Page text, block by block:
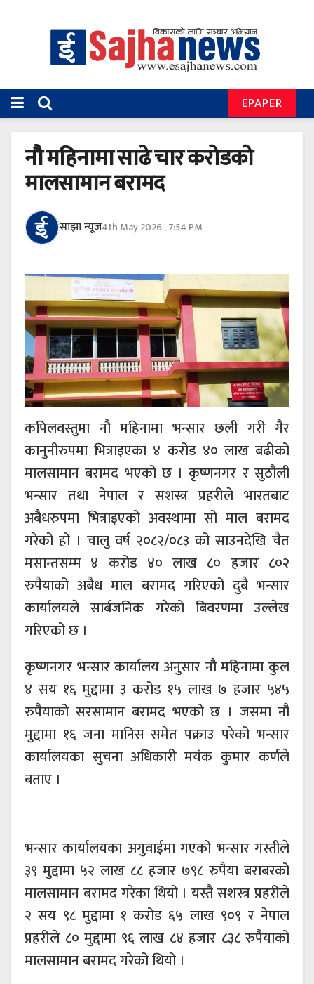
EPAPER
नौ महिनामा साढे चार करोडको
मालसामान बरामद
साझा न्यूज4th May 2026 , 7:54 PM
कपिलवस्तुमा नौ महिनामा भन्सार छली गरी गैर
कानुनीरुपमा भित्राइएका ४ करोड ४० लाख बढीको
मालसामान बरामद भएको छ । कृष्णनगर र सुठौली
भन्सार तथा नेपाल र सशस्त्र प्रहरीले भारतबाट
अबैधरुपमा भित्राइएको अवस्थामा सो माल बरामद
गरेको हो । चालु वर्ष २०८२/०८३ को साउनदेखि चैत
मसान्तसम्म ४ करोड ४० लाख ८० हजार ८०२
रुपैयाको अबैध माल बरामद गरिएको दुबै भन्सार
कार्यालयले सार्बजनिक गरेको बिवरणमा उल्लेख
गरिएको छ ।
कृष्णनगर भन्सार कार्यालय अनुसार नौ महिनामा कुल
४ सय १६ मुद्दामा ३ करोड १५ लाख ७ हजार ५४५
रुपैयाको सरसामान बरामद भएको छ । जसमा नौ
मुद्दामा १६ जना मानिस समेत पक्राउ परेको भन्सार
कार्यालयका सुचना अधिकारी मयंक कुमार कर्णले
बताए ।
भन्सार कार्यालयका अगुवाईमा गएको भन्सार गस्तीले
३९ मुद्दामा ५२ लाख ८८ हजार ७९८ रुपैया बराबरको
मालसामान बरामद गरेका थियो । यस्तै सशस्त्र प्रहरीले
२ सय ९८ मुद्दामा १ करोड ६५ लाख ९०९ र नेपाल
प्रहरीले ८० मुद्दामा ९६ लाख ८४ हजार ८३८ रुपैयाको
मालसामान बरामद गरेको थियो ।